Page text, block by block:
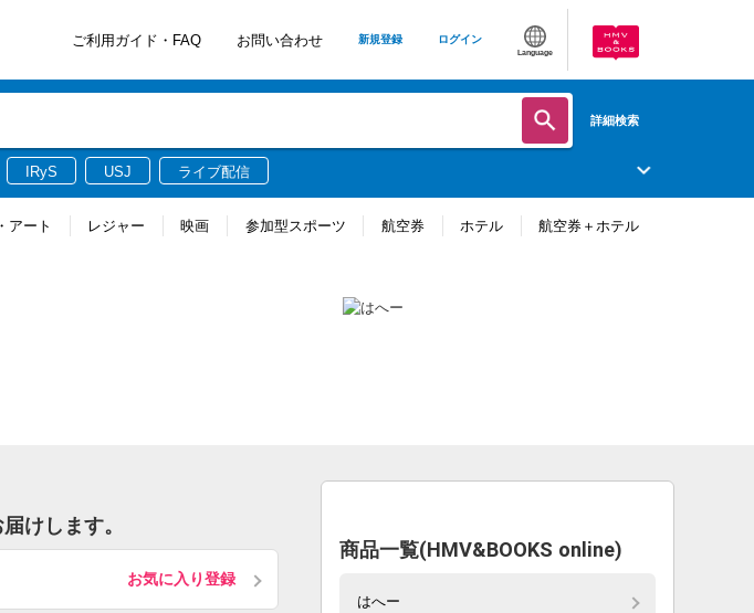
ご利用ガイド・FAQ お問い合わせ 新規登録 ログイン
Language
詳細検索
IRyS USJ ライブ配信
アート レジャー 映画 参加型スポーツ 航空券 ホテル 航空券＋ホテル
けします。
お気に入り登録
商品一覧(HMV&BOOKS online)
はへー